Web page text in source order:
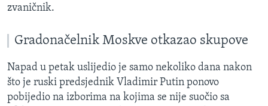
zvaničnik.
Gradonačelnik Moskve otkazao skupove
Napad u petak uslijedio je samo nekoliko dana nakon
što je ruski predsjednik Vladimir Putin ponovo
pobijedio na izborima na kojima se nije suočio sa